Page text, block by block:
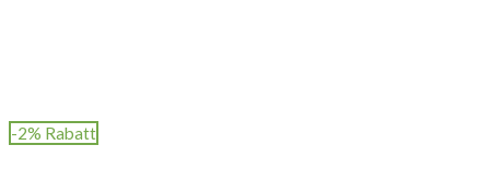
-2% Rabatt